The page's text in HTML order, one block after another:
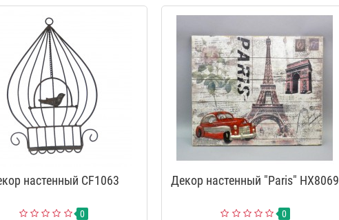
настенный CF1063
0
Декор настенный "Paris" HX8069
0